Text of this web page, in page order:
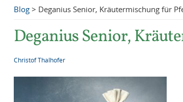
Blog > Deganius Senior, Kräutermischung für
Deganius Senior,
Christof Thalhofer